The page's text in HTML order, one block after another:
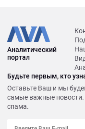
Аналитический
портал
Будьте первым, кто
Оставьте Ваш и мы
самые важные новости.
спама.